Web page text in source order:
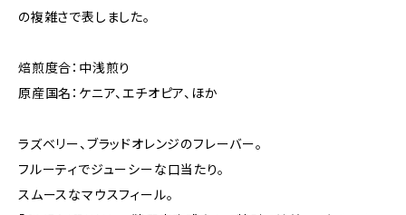
の複雑さで表しました。
焙煎度合：中浅煎り
原産国名：ケニア、エチオピア、ほか
ラズベリー、ブラッドオレンジのフレーバー。
フルーティでジューシーな口当たり。
スムースなマウスフィール。